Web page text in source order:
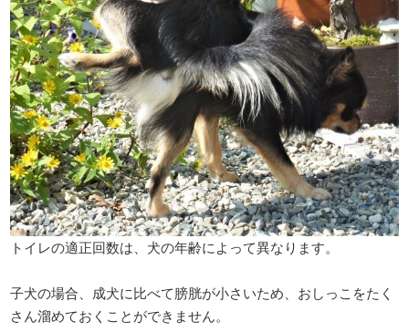
トイレの適正回数は、犬の年齢によって異なります。
子犬の場合、成犬に比べて膀胱が小さいため、おしっこをたく
さん溜めておくことができません。